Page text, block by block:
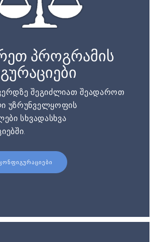
პროგრამის
შეგიძლიათ შეადაროთ
უზრუნველყოფის
სხვადასხვა